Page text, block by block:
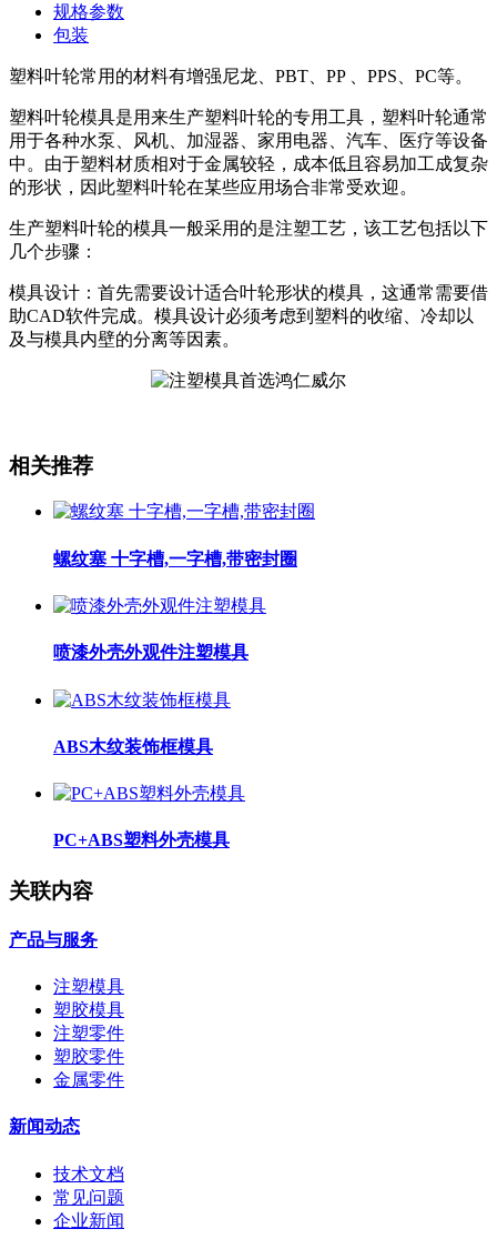
规格参数
包装
塑料叶轮常用的材料有增强尼龙、PBT、PP 、PPS、PC等。
塑料叶轮模具是用来生产塑料叶轮的专用工具，塑料叶轮通常
用于各种水泵、风机、加湿器、家用电器、汽车、医疗等设备
中。由于塑料材质相对于金属较轻，成本低且容易加工成复杂
的形状，因此塑料叶轮在某些应用场合非常受欢迎。
生产塑料叶轮的模具一般采用的是注塑工艺，该工艺包括以下
几个步骤：
模具设计：首先需要设计适合叶轮形状的模具，这通常需要借
助CAD软件完成。模具设计必须考虑到塑料的收缩、冷却以
及与模具内壁的分离等因素。
相关推荐
螺纹塞 十字槽,一字槽,带密封圈
喷漆外壳外观件注塑模具
ABS木纹装饰框模具
PC+ABS塑料外壳模具
关联内容
产品与服务
注塑模具
塑胶模具
注塑零件
塑胶零件
金属零件
新闻动态
技术文档
常见问题
企业新闻